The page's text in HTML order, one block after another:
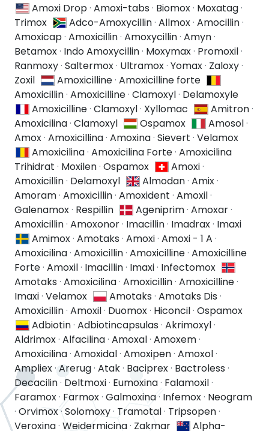
Amoxi Drop·Amoxi-tabs · Biomox· Moxatag·
Trimox
Adco-Amoxycillin·Allmox·Amocillin·
Amoxicap· Amoxicillin· Amoxycillin· Amyn·
Betamox· Indo Amoxycillin· Moxymax· Promoxil·
Ranmoxy· Saltermox· Ultramox· Yomax· Zaloxy·
Zoxil
Amoxicilline·Amoxicilline forte
Amoxicillin· Amoxicilline· Clamoxyl· Delamoxyle
Amoxicilline·Clamoxyl· Xyllomac Amitron·
Amoxicilina· Clamoxyl Ospamox Amosol·
Amox· Amoxicillina· Amoxina· Sievert · Velamox
Amoxicilina·Amoxicilina Forte·Amoxicilina
Trihidrat · Moxilen· Ospamox Amoxi·
Amoxicillin· Delamoxyl Almodan·Amix·
Amoram· Amoxicillin· Amoxident · Amoxil·
Galenamox· Respillin Ageniprim·Amoxar·
Amoxicillin· Amoxonor· Imacillin· Imadrax· Imaxi
Amimox·Amotaks ·Amoxi·Amoxi - 1 A ·
Amoxicilina· Amoxicillin· Amoxicilline· Amoxicilline
Forte· Amoxil· Imacillin· Imaxi· Infectomox
Amotaks · Amoxicilina· Amoxicillin· Amoxicilline·
Imaxi· Velamox Amotaks ·Amotaks Dis ·
Amoxicillin· Amoxil· Duomox· Hiconcil· Ospamox
Adbiotin·Adbiotincapsulas ·Akrimoxyl·
Aldrimox· Alfacilina· Amoxal· Amoxem·
Amoxicilina· Amoxidal· Amoxipen· Amoxol·
Ampliex· Arerug· Atak· Baciprex· Bactroless ·
Decacilin· Deltmoxi· Eumoxina· Falamoxil·
Faramox· Farmox· Galmoxina· Infemox· Neogram
· Orvimox· Solomoxy· Tramotal· Tripsopen·
Veroxina· Weidermicina· Zakmar
Alpha-